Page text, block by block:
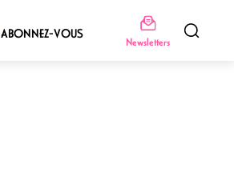
ABONNEZ-VOUS
Newsletters